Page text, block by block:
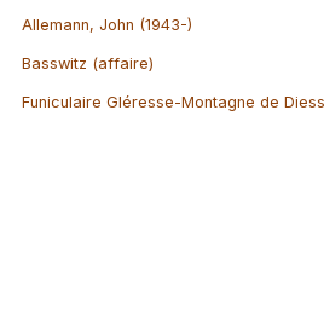
Allemann, John (1943-)
Basswitz (affaire)
Funiculaire Gléresse-Montagne de